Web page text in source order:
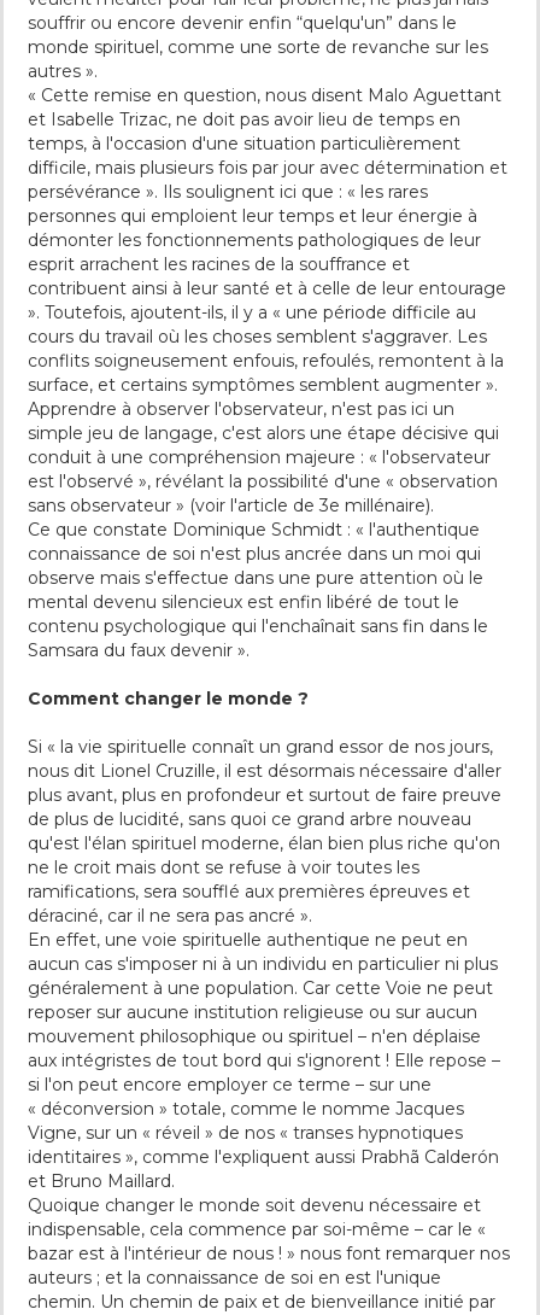
souffrir ou encore devenir enfin “quelqu'un” dans le
monde spirituel, comme une sorte de revanche sur les
autres ».
« Cette remise en question, nous disent Malo Aguettant
et Isabelle Trizac, ne doit pas avoir lieu de temps en
temps, à l'occasion d'une situation particulièrement
difficile, mais plusieurs fois par jour avec détermination et
persévérance ». Ils soulignent ici que : « les rares
personnes qui emploient leur temps et leur énergie à
démonter les fonctionnements pathologiques de leur
esprit arrachent les racines de la souffrance et
contribuent ainsi à leur santé et à celle de leur entourage
». Toutefois, ajoutent-ils, il y a « une période difficile au
cours du travail où les choses semblent s'aggraver. Les
conflits soigneusement enfouis, refoulés, remontent à la
surface, et certains symptômes semblent augmenter ».
Apprendre à observer l'observateur, n'est pas ici un
simple jeu de langage, c'est alors une étape décisive qui
conduit à une compréhension majeure : « l'observateur
est l'observé », révélant la possibilité d'une « observation
sans observateur » (voir l'article de 3e millénaire).
Ce que constate Dominique Schmidt : « l'authentique
connaissance de soi n'est plus ancrée dans un moi qui
observe mais s'effectue dans une pure attention où le
mental devenu silencieux est enfin libéré de tout le
contenu psychologique qui l'enchaînait sans fin dans le
Samsara du faux devenir ».
Comment changer le monde ?
Si « la vie spirituelle connaît un grand essor de nos jours,
nous dit Lionel Cruzille, il est désormais nécessaire d'aller
plus avant, plus en profondeur et surtout de faire preuve
de plus de lucidité, sans quoi ce grand arbre nouveau
qu'est l'élan spirituel moderne, élan bien plus riche qu'on
ne le croit mais dont se refuse à voir toutes les
ramifications, sera soufflé aux premières épreuves et
déraciné, car il ne sera pas ancré ».
En effet, une voie spirituelle authentique ne peut en
aucun cas s'imposer ni à un individu en particulier ni plus
généralement à une population. Car cette Voie ne peut
reposer sur aucune institution religieuse ou sur aucun
mouvement philosophique ou spirituel – n'en déplaise
aux intégristes de tout bord qui s'ignorent ! Elle repose –
si l'on peut encore employer ce terme – sur une
« déconversion » totale, comme le nomme Jacques
Vigne, sur un « réveil » de nos « transes hypnotiques
identitaires », comme l'expliquent aussi Prabhã Calderón
et Bruno Maillard.
Quoique changer le monde soit devenu nécessaire et
indispensable, cela commence par soi-même – car le «
bazar est à l'intérieur de nous ! » nous font remarquer nos
auteurs ; et la connaissance de soi en est l'unique
chemin. Un chemin de paix et de bienveillance initié par